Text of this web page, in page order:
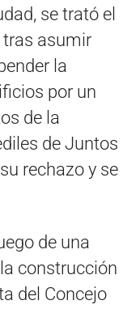
se trató el
tras asumir
la
por un
de la
de Juntos
rechazo y se
de una
construcción
del Concejo